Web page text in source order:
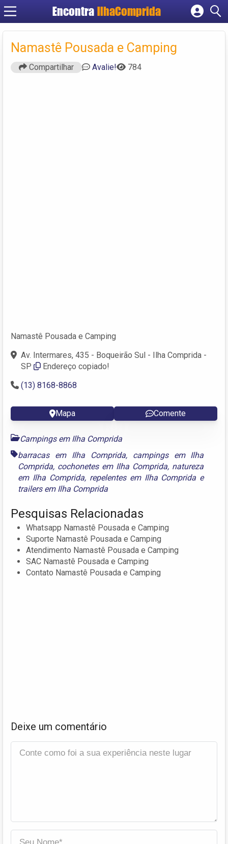
EncontraIlhaComprida
Cadastrar empresa
Criar conta
Namastê Pousada e Camping
Compartilhar Avalie! 784
Namastê Pousada e Camping
Av. Intermares, 435 - Boqueirão Sul - Ilha Comprida -
SP
Endereço copiado!
(13) 8168-8868
Mapa Comente
Campings em Ilha Comprida
barracas em Ilha Comprida, campings em Ilha
Comprida, cochonetes em Ilha Comprida, natureza
em Ilha Comprida, repelentes em Ilha Comprida e
trailers em Ilha Comprida
Pesquisas Relacionadas
Whatsapp Namastê Pousada e Camping
Suporte Namastê Pousada e Camping
Atendimento Namastê Pousada e Camping
SAC Namastê Pousada e Camping
Contato Namastê Pousada e Camping
Deixe um comentário